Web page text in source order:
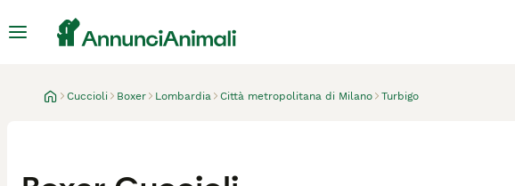
Cuccioli Boxer Lombardia Città metropolitana di Milano Turbigo